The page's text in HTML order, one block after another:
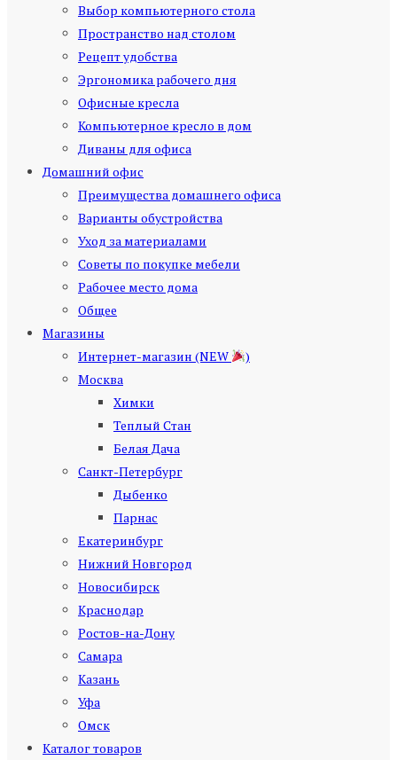
Выбор компьютерного стола
Пространство над столом
Рецепт удобства
Эргономика рабочего дня
Офисные кресла
Компьютерное кресло в дом
Диваны для офиса
Домашний офис
Преимущества домашнего офиса
Варианты обустройства
Уход за материалами
Советы по покупке мебели
Рабочее место дома
Общее
Магазины
Интернет-магазин (NEW
)
Москва
Химки
Теплый Стан
Белая Дача
Санкт-Петербург
Дыбенко
Парнас
Екатеринбург
Нижний Новгород
Новосибирск
Краснодар
Ростов-на-Дону
Самара
Казань
Уфа
Омск
Каталог товаров